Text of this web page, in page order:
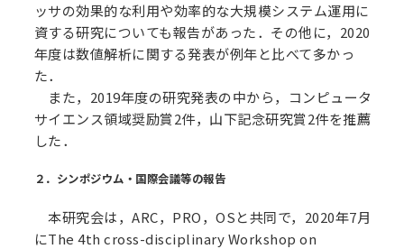
ッサの効果的な利用や効率的な大規模システム運用に
資する研究についても報告があった．その他に，2020
年度は数値解析に関する発表が例年と比べて多かっ
た．
また，2019年度の研究発表の中から，コンピュータ
サイエンス領域奨励賞2件，山下記念研究賞2件を推薦
した．
２．シンポジウム・国際会議等の報告
本研究会は，ARC，PRO，OSと共同で，2020年7月
にThe 4th cross-disciplinary Workshop on